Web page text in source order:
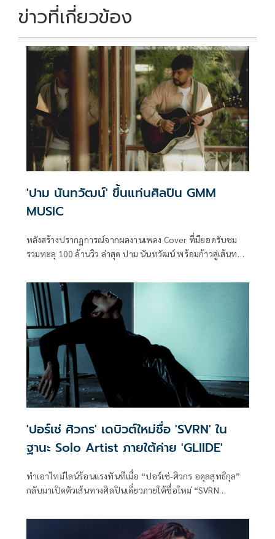
ข่าวที่เกี่ยวข้อง
'ปาม นันทวัฒน์' ขึ้นแท่นศิลปิน GMM
MUSIC
หลังสร้างปรากฏการณ์จากผลงานเพลง Cover ที่มียอดรับชม
รวมทะลุ 100 ล้านวิว ล่าสุด ปาม นันทวัฒน์ พร้อมก้าวสู่เส้นทาง
สังกัด GRAMMY GOLD ที่ถ่ายทอดตัวตน ความคิด และรากเหง้า
ความเป็นคนใต้ผ่านเสียงเพลงได้อย่างลึกซึ้งและจริงใจ
'ปอร์เช่ ศิวกร' เดบิวต์ใหม่ชื่อ 'SVRN' ใน
ฐานะ Solo Artist ภายใต้ค่าย 'GLIIDE'
ทำเอาไทม์ไลน์ร้อนแรงทันทีเมื่อ “ปอร์เช่-ศิวกร อดุลสุทธิกุล”
กลับมาเปิดตัวเส้นทางศิลปินเดี่ยวภายใต้ชื่อใหม่ “SVRN
“GLIIDE” โปรเจกต์ดนตรีระดับอินเตอร์จากความร่วมมือ
ระหว่าง GMM MUSIC และ Warner Music Asia